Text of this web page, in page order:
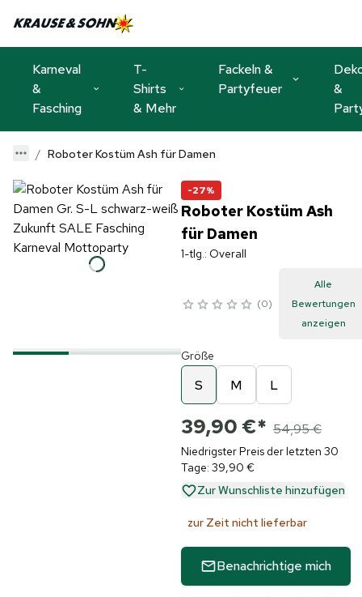
Karneval
&
Fasching
T-
Shirts
& Mehr
Fackeln &
Partyfeuer
&
Roboter Kostüm Ash für Damen
-27%
Roboter Kostüm Ash
für Damen
1-tlg.: Overall
0
Alle
Bewertungen
anzeigen
Größe
S M L
39,90 €* 54,95 €
Niedrigster Preis der letzten 30
Tage: 39,90 €
Zur Wunschliste hinzufügen
zur Zeit nicht lieferbar
Benachrichtige mich